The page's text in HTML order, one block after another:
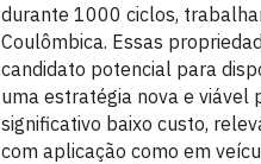
durante 1000 ciclos,
Coulômbica. Essas
candidato potencial para
uma estratégia nova e viável
significativo baixo custo,
com aplicação como em